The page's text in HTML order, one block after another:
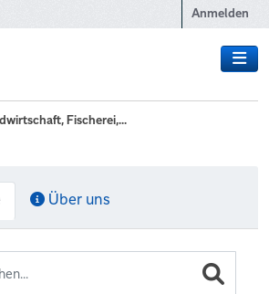
Anmelden
Fischerei,...
Über uns